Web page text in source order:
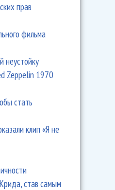
прав
фильма
неустойку
Zeppelin 1970
стать
клип «Я не
став самым